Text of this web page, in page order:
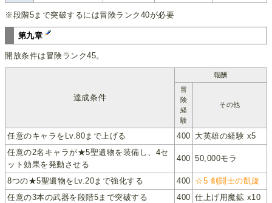
※段階5まで突破するには冒険ランク40が必要
第九章
開放条件は冒険ランク45。
達成条件
報酬
冒
険
経
験
その他
任意のキャラをLv.80まで上げる 400 大英雄の経験 x5
任意の2名キャラが★5聖遺物を装備し、4セ
ット効果を発動させる
400 50,000モラ
8つの★5聖遺物をLv.20まで強化する 400 ☆5 剣闘士の凱旋
任意の3本の武器を段階5まで突破する
400 仕上げ用魔鉱 x10